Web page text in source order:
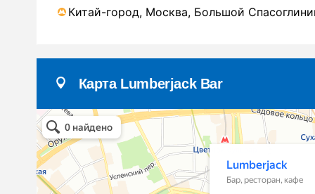
Китай-город, Москва, Большой
Карта Lumberjack Bar